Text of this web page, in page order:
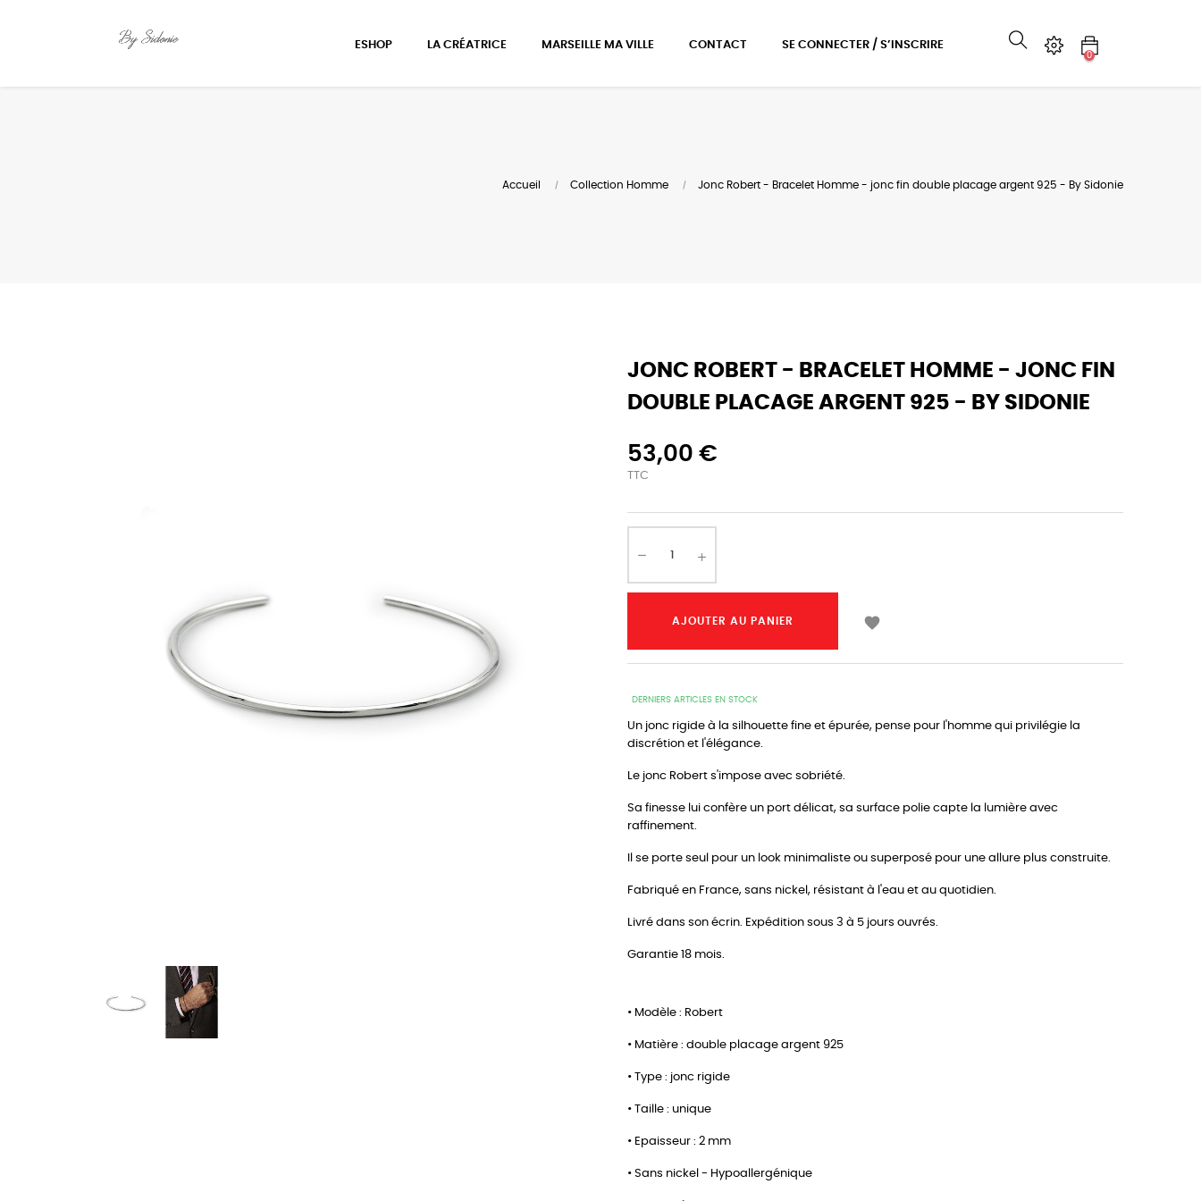
ESHOP LA CRÉATRICE MARSEILLE MA VILLE CONTACT SE CONNECTER / S’INSCRIRE
0
Accueil Collection Homme Jonc Robert - Bracelet Homme - jonc fin double placage argent 925 - By Sidonie
JONC ROBERT - BRACELET HOMME - JONC FIN
DOUBLE PLACAGE ARGENT 925 - BY SIDONIE
53,00 €
TTC
AJOUTER AU PANIER 
DERNIERS ARTICLES EN STOCK
Un jonc rigide à la silhouette fine et épurée, pense pour l'homme qui privilégie la
discrétion et l'élégance.
Le jonc Robert s'impose avec sobriété.
Sa finesse lui confère un port délicat, sa surface polie capte la lumière avec
raffinement.
Il se porte seul pour un look minimaliste ou superposé pour une allure plus construite.
Fabriqué en France, sans nickel, résistant à l'eau et au quotidien.
Livré dans son écrin. Expédition sous 3 à 5 jours ouvrés.
Garantie 18 mois.
• Modèle : Robert
• Matière : double placage argent 925
• Type : jonc rigide
• Taille : unique
• Epaisseur : 2 mm
• Sans nickel - Hypoallergénique